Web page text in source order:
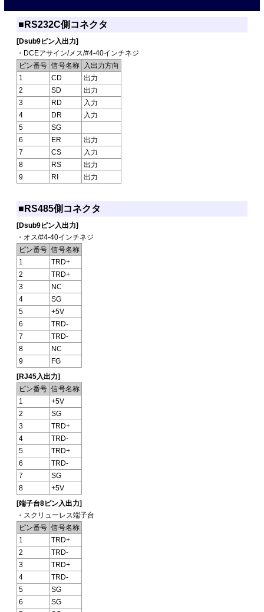
■RS232C側コネクタ
[Dsub9ピン入出力]
・DCEアサイン/メス/#4-40インチネジ
ピン番号 信号名称
入出力方向
1
CD
出力
2
SD
出力
3
RD
入力
4
DR
入力
5
SG
6
ER
出力
7
CS
入力
8
RS
出力
9
RI 出力
■RS485側コネクタ
[Dsub9ピン入出力]
・オス/#4-40インチネジ
ピン番号 信号名称
1
TRD+
2
TRD+
3
NC
4
SG
5
+5V
6
TRD-
7
TRD-
8
NC
9
FG
[RJ45入出力]
ピン番号 信号名称
1
+5V
2
SG
3
TRD+
4
TRD-
5
TRD+
6
TRD-
7
SG
8
+5V
[端子台8ピン入出力]
・スクリューレス端子台
ピン番号 信号名称
1
TRD+
2
TRD-
3
TRD+
4
TRD-
5
SG
6
SG